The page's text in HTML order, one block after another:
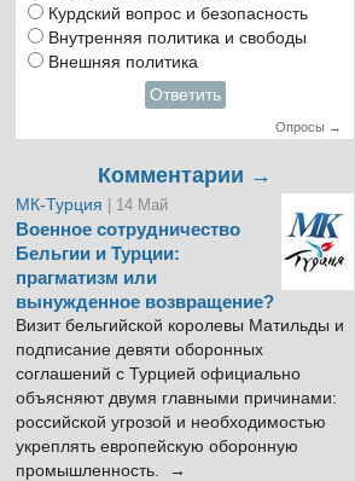
Курдский вопрос и безопасность
Внутренняя политика и свободы
Внешняя политика
Ответить
Опросы →
Комментарии →
МК-Турция | 14 Май
Военное сотрудничество
Бельгии и Турции:
прагматизм или
вынужденное возвращение?
Визит бельгийской королевы Матильды и
подписание девяти оборонных
соглашений с Турцией официально
объясняют двумя главными причинами:
российской угрозой и необходимостью
укреплять европейскую оборонную
промышленность. →